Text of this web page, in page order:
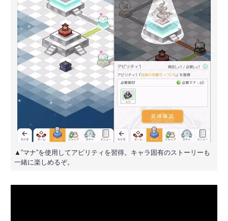
▲”マナ”を使用してアビリティを習得。キャラ固有のストーリーも
一緒に楽しめるぞ。